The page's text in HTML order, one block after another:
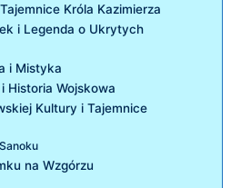
Króla Kazimierza
i Legenda o Ukrytych
i Mistyka
Historia Wojskowa
Kultury i Tajemnice
na Wzgórzu